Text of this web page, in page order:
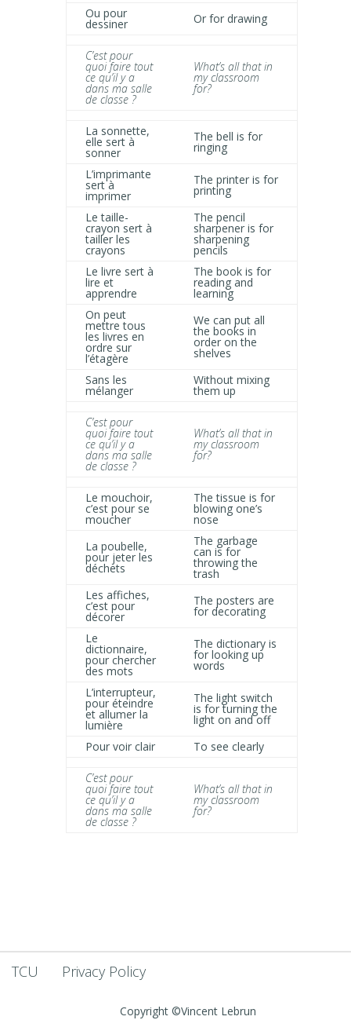
Ou pour
dessiner Or for drawing
C’est pour
quoi faire tout
ce qu’il y a
dans ma salle
de classe ?
What’s all that in
my classroom
for?
La sonnette,
elle sert à
sonner
The bell is for
ringing
L’imprimante
sert à
imprimer
The printer is for
printing
Le taille-
crayon sert à
tailler les
crayons
The pencil
sharpener is for
sharpening
pencils
Le livre sert à
lire et
apprendre
The book is for
reading and
learning
On peut
mettre tous
les livres en
ordre sur
l’étagère
We can put all
the books in
order on the
shelves
Sans les
mélanger
Without mixing
them up
C’est pour
quoi faire tout
ce qu’il y a
dans ma salle
de classe ?
What’s all that in
my classroom
for?
Le mouchoir,
c’est pour se
moucher
The tissue is for
blowing one’s
nose
La poubelle,
pour jeter les
déchets
The garbage
can is for
throwing the
trash
Les affiches,
c’est pour
décorer
The posters are
for decorating
Le
dictionnaire,
pour chercher
des mots
The dictionary is
for looking up
words
L’interrupteur,
pour éteindre
et allumer la
lumière
The light switch
is for turning the
light on and off
Pour voir clair
To see clearly
C’est pour
quoi faire tout
ce qu’il y a
dans ma salle
de classe ?
What’s all that in
my classroom
for?
TCU Privacy Policy
Copyright ©Vincent Lebrun